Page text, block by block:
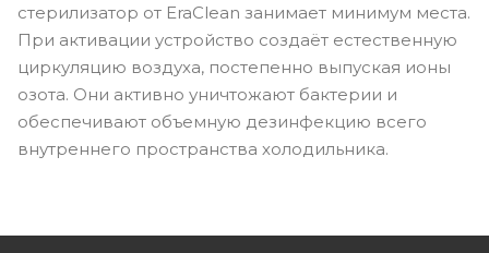
стерилизатор от EraClean занимает минимум места.
При активации устройство создаёт естественную
циркуляцию воздуха, постепенно выпуская ионы
озота. Они активно уничтожают бактерии и
обеспечивают объемную дезинфекцию всего
внутреннего пространства холодильника.